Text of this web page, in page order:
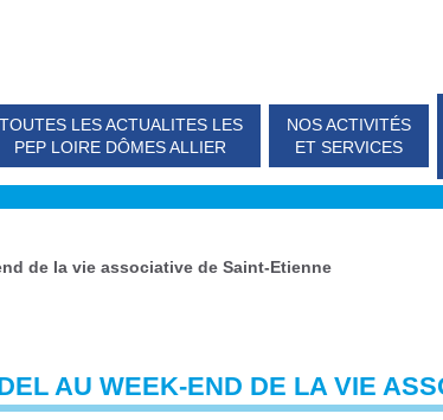
TOUTES LES ACTUALITES LES
PEP LOIRE DÔMES ALLIER
NOS ACTIVITÉS
ET SERVICES
de la vie associative de Saint-Etienne
AU WEEK-END DE LA VIE